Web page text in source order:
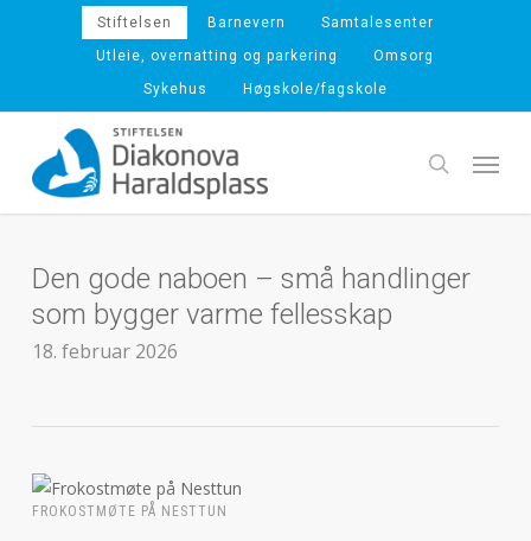
content
Stiftelsen Barnevern
Samtalesenter
Utleie, overnatting og parkering
Omsorg
Sykehus
Høgskole/fagskole
search
Menu
Den gode naboen – små handlinger
som bygger varme fellesskap
18. februar 2026
FROKOSTMØTE PÅ NESTTUN